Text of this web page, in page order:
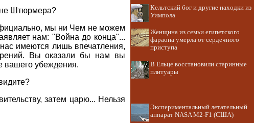
Штюрмера?
мы ни Чем не можем
нам: "Война до конца"...
имеются лишь впечатления,
Вы оказали бы нам вы
вашего убеждения.
затем царю... Нельзя
Кельтский бог и другие находки из
Уимпола
Женщина из семьи египетского
фараона умерла от сердечного
приступа
В Ельце восстановили старинные
плитуары
Экспериментальный летательный
аппарат NASA M2-F1 (США)